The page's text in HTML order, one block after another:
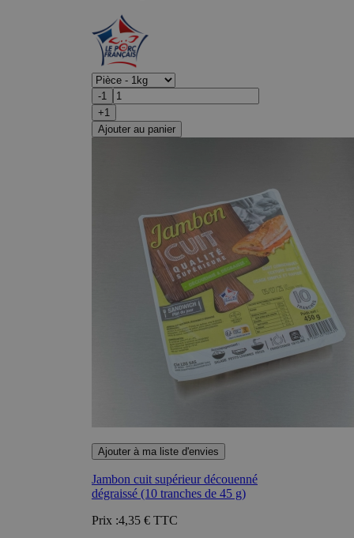
-1
+1
Ajouter au panier
Ajouter à ma liste d'envies
Jambon cuit supérieur découenné
dégraissé (10 tranches de 45 g)
Prix :4,35 € TTC